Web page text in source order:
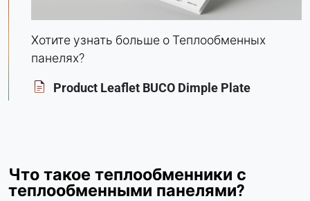
Хотите узнать больше о Теплообменных
панелях?
Product Leaflet BUCO Dimple Plate
Что такое теплообменники с
теплообменными панелями?
МАРКЕТИНГ
маркетинга и идентификации посетителей,
bcookie, li_gc, lidc